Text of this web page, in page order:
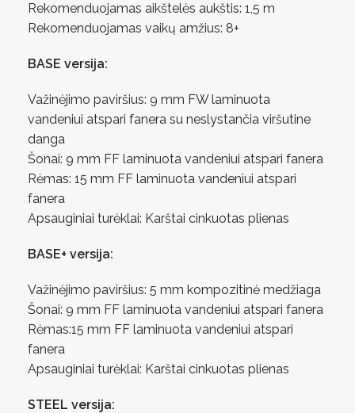
Rekomenduojamas aikštelės aukštis: 1,5 m
Rekomenduojamas vaikų amžius: 8+
BASE versija:
Važinėjimo paviršius: 9 mm FW laminuota
vandeniui atspari fanera su neslystančia viršutine
danga
Šonai: 9 mm FF laminuota vandeniui atspari fanera
Rėmas: 15 mm FF laminuota vandeniui atspari
fanera
Apsauginiai turėklai: Karštai cinkuotas plienas
BASE+ versija:
Važinėjimo paviršius: 5 mm kompozitinė medžiaga
Šonai: 9 mm FF laminuota vandeniui atspari fanera
Rėmas:15 mm FF laminuota vandeniui atspari
fanera
Apsauginiai turėklai: Karštai cinkuotas plienas
STEEL versija: